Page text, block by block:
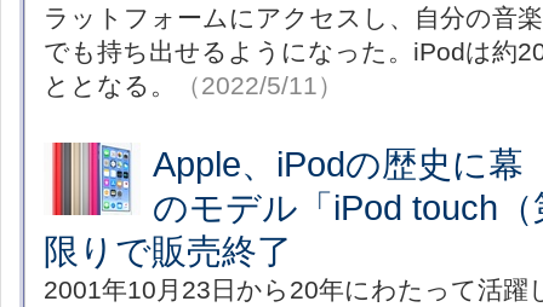
ラットフォームにアクセスし、自分の音
でも持ち出せるようになった。iPodは約
ととなる。
（2022/5/11）
Apple、iPodの歴史に
のモデル「iPod touch
限りで販売終了
2001年10月23日から20年にわたって活躍